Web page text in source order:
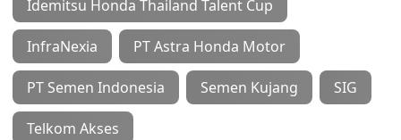
Idemitsu Honda Thailand Talent Cup
InfraNexia PT Astra Honda Motor
PT Semen Indonesia Semen Kujang SIG
Telkom Akses